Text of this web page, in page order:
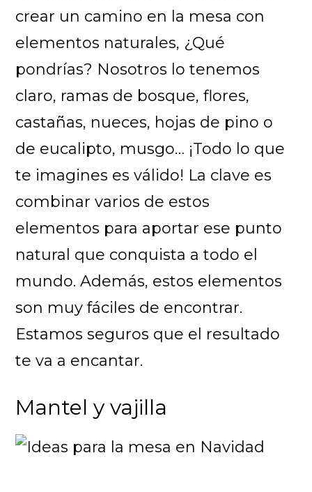
crear un camino en la mesa con
elementos naturales, ¿Qué
pondrías? Nosotros lo tenemos
claro, ramas de bosque, flores,
castañas, nueces, hojas de pino o
de eucalipto, musgo… ¡Todo lo que
te imagines es válido! La clave es
combinar varios de estos
elementos para aportar ese punto
natural que conquista a todo el
mundo. Además, estos elementos
son muy fáciles de encontrar.
Estamos seguros que el resultado
te va a encantar.
Mantel y vajilla